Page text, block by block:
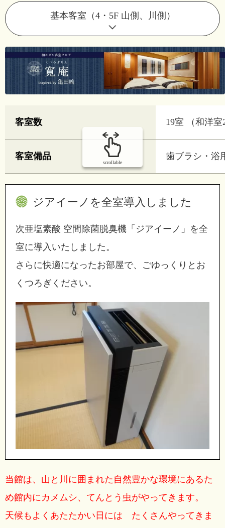
基本客室（4・5F 山側、川側）
客室数 19室 （和洋
客室備品 歯ブラシ・浴
scrollable
ジアイーノを全室導入しました
次亜塩素酸 空間除菌脱臭機「ジアイーノ」を全
室に導入いたしました。
さらに快適になったお部屋で、ごゆっくりとお
くつろぎください。
当館は、山と川に囲まれた自然豊かな環境にあるた
め館内にカメムシ、てんとう虫がやってきます。
天候もよくあたたかい日には たくさんやってきま